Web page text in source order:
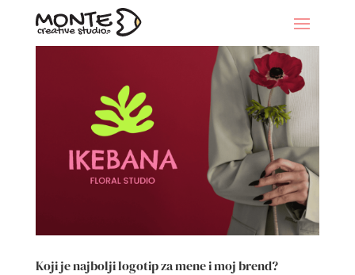
Koji je najbolji logotip za mene i moj brend?